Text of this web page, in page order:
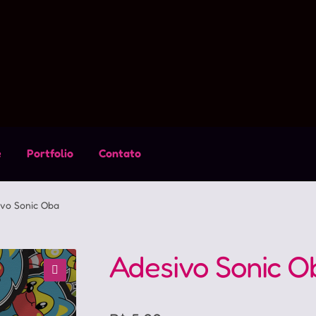
Portfolio Contato
Sonic Oba
🔍
Adesivo Sonic